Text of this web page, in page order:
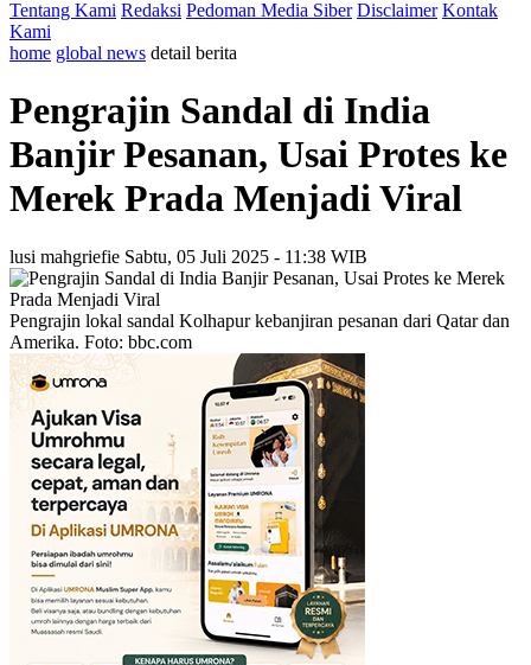
Tentang Kami Redaksi Pedoman Media Siber Disclaimer Kontak
Kami
home global news detail berita
Pengrajin Sandal di India
Banjir Pesanan, Usai Protes ke
Merek Prada Menjadi Viral
lusi mahgriefie Sabtu, 05 Juli 2025 - 11:38 WIB
Pengrajin lokal sandal Kolhapur kebanjiran pesanan dari Qatar dan
Amerika. Foto: bbc.com